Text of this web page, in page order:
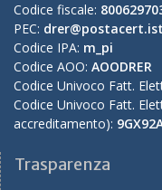
Codice fiscale:
PEC:
Codice IPA: m_pi
Codice AOO: AOODRER
Codice Univoco Fatt.
Codice Univoco Fatt.
accreditamento):
Trasparenza